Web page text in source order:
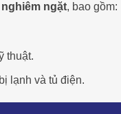
ngặt, bao gồm:
thuật.
lạnh và tủ điện.